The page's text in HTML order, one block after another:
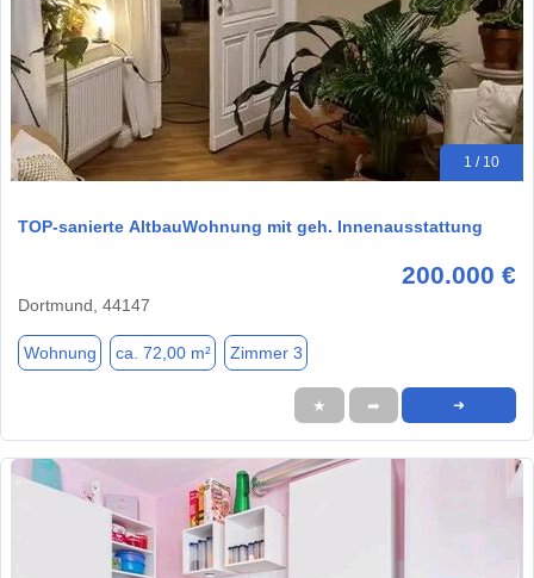
1 / 10
TOP-sanierte AltbauWohnung mit geh. Innenausstattung
200.000 €
Dortmund, 44147
Wohnung ca. 72,00 m² Zimmer 3
★ ➦ ➜